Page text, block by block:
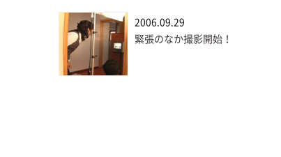
2006.09.29
緊張のなか撮影開始！